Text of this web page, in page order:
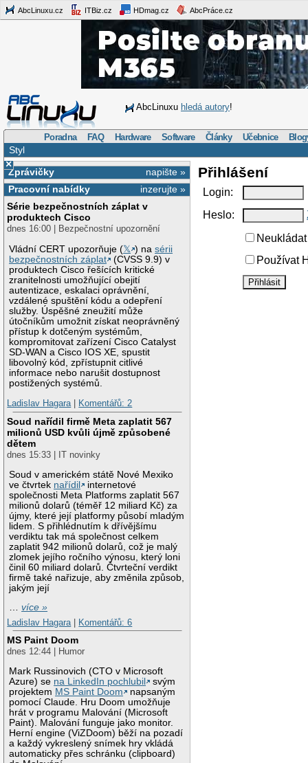
AbcLinuxu.cz ITBiz.cz HDmag.cz AbcPráce.cz
AbcLinuxu hledá autory!
Poradna FAQ Hardware Software Články Učebnice
Styl
×
napište »
Zprávičky
inzerujte »
Pracovní nabídky
Série bezpečnostních záplat v
produktech Cisco
dnes 16:00 | Bezpečnostní upozornění
Vládní CERT upozorňuje (𝕏 ) nasérii
bezpečnostních záplat
(CVSS 9.9) v
produktech Cisco řešících kritické
zranitelnosti umožňující obejití
autentizace, eskalaci oprávnění,
vzdálené spuštění kódu a odepření
služby. Úspěšné zneužití může
útočníkům umožnit získat neoprávněný
přístup k dotčeným systémům,
kompromitovat zařízení Cisco Catalyst
SD-WAN a Cisco IOS XE, spustit
libovolný kód, zpřístupnit citlivé
informace nebo narušit dostupnost
postižených systémů.
Ladislav Hagara| Komentářů: 2
Soud nařídil firmě Meta zaplatit 567
milionů USD kvůli újmě způsobené
dětem
dnes 15:33 | IT novinky
Soud v americkém státě Nové Mexiko
ve čtvrtek nařídil
internetové
společnosti Meta Platforms zaplatit 567
milionů dolarů (téměř 12 miliard Kč) za
újmy, které její platformy působí mladým
lidem. S přihlédnutím k dřívějšímu
verdiktu tak má společnost celkem
zaplatit 942 milionů dolarů, což je malý
zlomek jejího ročního výnosu, který loni
činil 60 miliard dolarů. Čtvrteční verdikt
firmě také nařizuje, aby změnila způsob,
jakým její
…více »
Ladislav Hagara
Komentářů: 6
MS Paint Doom
dnes 12:44 | Humor
Mark Russinovich (CTO v Microsoft
Azure) se na LinkedIn pochlubil
svým
projektem MS Paint Doom
napsaným
pomocí Claude. Hru Doom umožňuje
hrát v programu Malování (Microsoft
Paint). Malování funguje jako monitor.
Herní engine (ViZDoom) běží na pozadí
a každý vykreslený snímek hry vkládá
automaticky přes schránku (clipboard)
Přihlášení
Login:
Heslo:
Používat